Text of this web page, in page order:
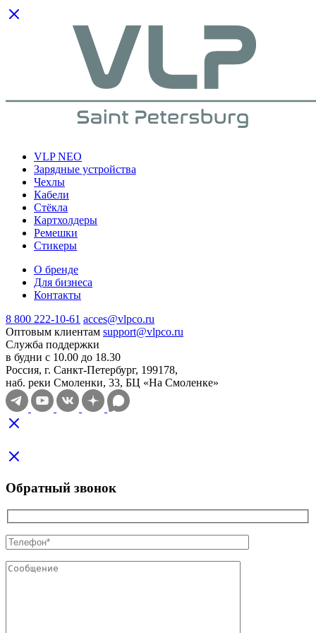
VLP NEO
Зарядные устройства
Чехлы
Кабели
Cтёкла
Картхолдеры
Ремешки
Стикеры
О бренде
Для бизнеса
Контакты
8 800 222-10-61 acces@vlpco.ru
Оптовым клиентам support@vlpco.ru
Служба поддержки
в будни с 10.00 до 18.30
Россия, г. Санкт-Петербург, 199178,
наб. реки Смоленки, 33, БЦ «На Смоленке»
Обратный звонок